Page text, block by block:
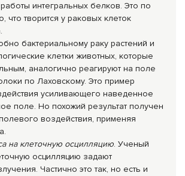
интегральных белков. Это по
что творится у раковых клеток
бактериальному раку растений и
клетки животных, которые
аналогично реагируют на поле
по Лаховскому. Это пример
усиливающего наведенное
поле. Но похожий результат получен
воздействия, применяя
на клеточную осцилляцию. Ученый
осцилляцию задают
Частично это так, но есть и